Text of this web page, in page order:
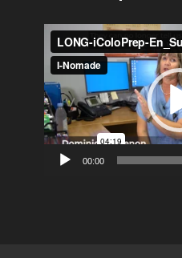
Lecteur
vidéo
00:00